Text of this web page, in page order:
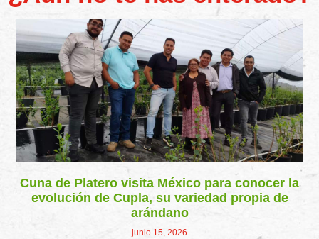
Cuna de Platero visita México para conocer la
evolución de Cupla, su variedad propia de
arándano
junio 15, 2026